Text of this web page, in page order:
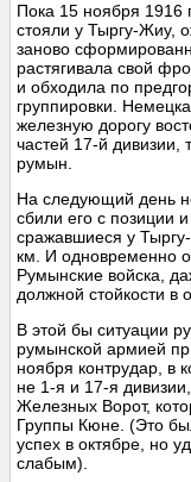
Пока 15 ноября 1916
стояли у Тыргу-Жиу,
заново
растягивала свой
и обходила по
группировки.
железную дорогу
частей 17-й дивизии,
румын.
На следующий день
сбили его с позиции
сражавшиеся у
км. И одновременно
Румынские войска,
должной стойкости в
В этой бы ситуации
румынской армией
ноября контрудар, в
не 1-я и 17-я
Железных Ворот,
Группы Кюне. (Это
успех в октябре, но
слабым).